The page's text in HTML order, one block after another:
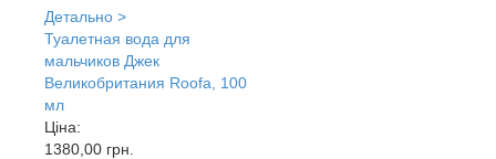
Детально >
Туалетная вода для
мальчиков Джек
Великобритания Roofa, 100
мл
Ціна:
1380,00 грн.